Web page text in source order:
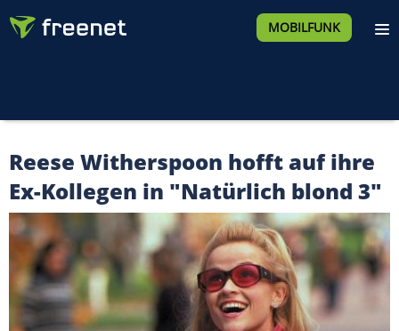
MOBILFUNK
Reese Witherspoon hofft auf ihre
Ex-Kollegen in "Natürlich blond 3"